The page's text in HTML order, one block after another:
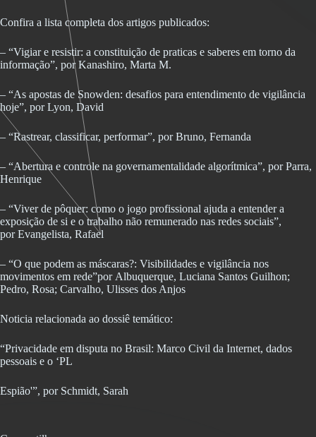
Confira a lista completa dos artigos publicados:
– “Vigiar e resistir: a constituição de praticas e saberes em torno da
informação”, por Kanashiro, Marta M.
– “As apostas de Snowden: desafios para entendimento de vigilância
hoje”, por Lyon, David
– “Rastrear, classificar, performar”, por Bruno, Fernanda
– “Abertura e controle na governamentalidade algorítmica”, por Parra,
Henrique
– “Viver de pôquer: como o jogo profissional ajuda a entender a
exposição de si e o trabalho não remunerado nas redes sociais”,
por Evangelista, Rafael
– “O que podem as máscaras?: Visibilidades e vigilância nos
movimentos em rede”por Albuquerque, Luciana Santos Guilhon;
Pedro, Rosa; Carvalho, Ulisses dos Anjos
Noticia relacionada ao dossiê temático:
“Privacidade em disputa no Brasil: Marco Civil da Internet, dados
pessoais e o ‘PL
Espião'”, por Schmidt, Sarah